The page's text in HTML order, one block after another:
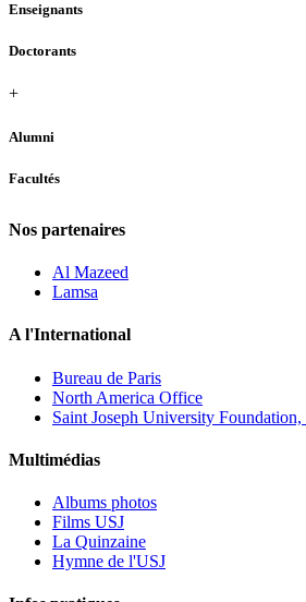
Enseignants
Doctorants
+
Alumni
Facultés
Nos partenaires
Al Mazeed
Lamsa
A l'International
Bureau de Paris
North America Office
Saint Joseph University
Multimédias
Albums photos
Films USJ
La Quinzaine
Hymne de l'USJ